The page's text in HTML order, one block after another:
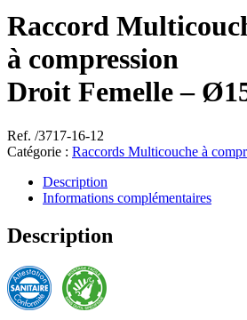
Raccord
à compression
Droit Femelle –
Ref. /3717-16-12
Catégorie : Raccords Multicouche à
Description
Informations complémentaires
Description